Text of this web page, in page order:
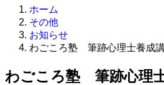
ホーム
その他
お知らせ
わごころ塾 筆跡心理士養成
わごころ塾 筆跡心理